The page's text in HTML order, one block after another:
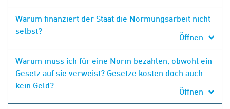
Warum finanziert der Staat die Normungsarbeit nicht
selbst?
Öffnen
Warum muss ich für eine Norm bezahlen, obwohl ein
Gesetz auf sie verweist? Gesetze kosten doch auch
kein Geld?
Öffnen